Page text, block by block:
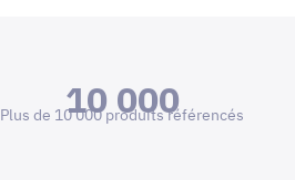
10 000
Plus de 10 000 produits référencés